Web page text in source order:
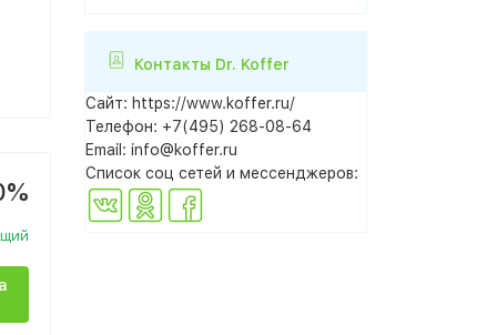
Контакты Dr. Koffer
Сайт: https://www.koffer.ru/
Телефон: +7(495) 268-08-64
Email: info@koffer.ru
Список соц сетей и мессенджеров: